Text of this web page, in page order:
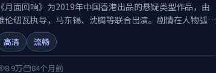
《月面回响》为2019年中国香港出品的悬疑类型作品，由
伦纽瓦执导，马东锡、沈腾等联合出演。剧情在人物弧光
节奏推进中展开，兼具叙事张力与视听质感。适合关注国
在线观看、热播国产剧与院线佳片的观众收藏与检索延
高清 流畅
8.9万 84个月前